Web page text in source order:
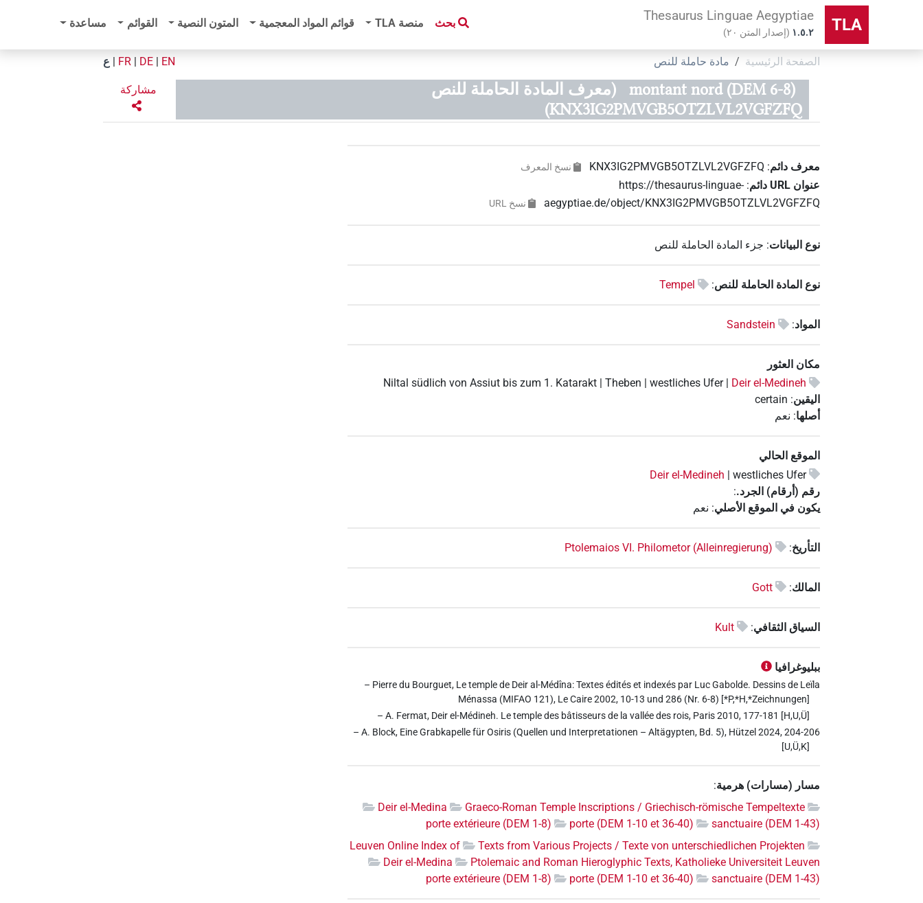
TLA
Thesaurus Linguae Aegyptiae
۱.٥.٢ (إصدار المتن ٢٠)
بحث منصة‏ ‏TLA قوائم المواد المعجمية المتون النصية القوائم مساعدة
الصفحة الرئيسية مادة حاملة للنص EN
DE
FR ع
montant nord (DEM 6-8)
(معرف المادة الحاملة للنص
KNX3IG2PMVGB5OTZLVL2VGFZFQ)
مشاركة
معرف دائم:
KNX3IG2PMVGB5OTZLVL2VGFZFQ نسخ المعرف
عنوان‏ ‏URL‏ دائم :
https://thesaurus-linguae-
aegyptiae.de/object/KNX3IG2PMVGB5OTZLVL2VGFZFQ
نسخ‏ ‏URL
نوع البيانات: جزء المادة الحاملة للنص
نوع المادة الحاملة للنص:
Tempel
المواد:
Sandstein
مكان العثور
Niltal südlich von Assiut bis zum 1. Katarakt | Theben | westliches Ufer |
Deir el-Medineh
اليقين:
certain
أصلها: نعم
الموقع الحالي
westliches Ufer |
Deir el-Medineh
رقم (أرقام) الجرد.:
يكون في الموقع الأصلي: نعم
التأريخ:
Ptolemaios VI. Philometor (Alleinregierung)
المالك:
Gott
السياق الثقافي:
Kult
ببليوغرافيا
– Pierre du Bourguet, Le temple de Deir al-Médîna: Textes édités et indexés par Luc Gabolde. Dessins de Leïla
Ménassa (MIFAO 121), Le Caire 2002, 10-13 und 286 (Nr. 6-8) [*P,*H,*Zeichnungen]
– A. Fermat, Deir el-Médineh. Le temple des bâtisseurs de la vallée des rois, Paris 2010, 177-181 [H,U,Ü]
– A. Block, Eine Grabkapelle für Osiris (Quellen und Interpretationen – Altägypten, Bd. 5), Hützel 2024, 204-206
[U,Ü,K]
مسار (مسارات) هرمية:
Graeco-Roman Temple Inscriptions / Griechisch-römische Tempeltexte
Deir el-Medina
sanctuaire (DEM 1-43)
porte (DEM 1-10 et 36-40)
porte extérieure (DEM 1-8)
Texts from Various Projects / Texte von unterschiedlichen Projekten
Leuven Online Index of
Ptolemaic and Roman Hieroglyphic Texts, Katholieke Universiteit Leuven
Deir el-Medina
sanctuaire (DEM 1-43)
porte (DEM 1-10 et 36-40)
porte extérieure (DEM 1-8)